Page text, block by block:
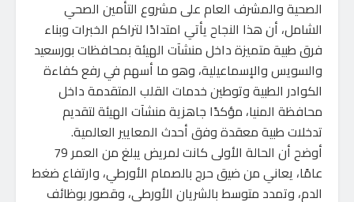
الصحية والمشرف العام على مشروع التأمين الصحي
الشامل، أن هذا النجاح يأتي امتدادًا لتراكم الخبرات وبناء
فرق طبية متميزة داخل منشآت الهيئة بمحافظات بورسعيد
والسويس والإسماعيلية، وهو ما أسهم في رفع كفاءة
الكوادر الطبية وتوطين خدمات القلب المتقدمة داخل
محافظة المنيا، مؤكدًا جاهزية منشآت الهيئة لتقديم
تدخلات طبية معقدة وفق أحدث المعايير العالمية.
أوضح أن الحالة الأولى كانت لمريض يبلغ من العمر 79
عامًا، يعاني من ضيق حرج بالصمام الأورطي، وارتفاع ضغط
الدم، وتمدد متوسط بالشريان الأورطي، وقصور بوظائف